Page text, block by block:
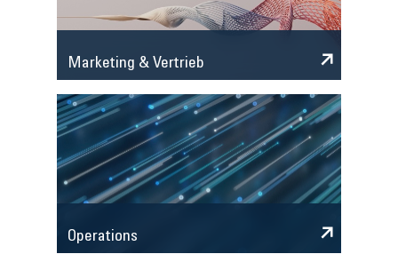
Marketing & Vertrieb
Operations